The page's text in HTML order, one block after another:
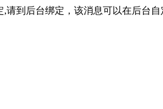
,请到后台绑定，该消息可以在后台自